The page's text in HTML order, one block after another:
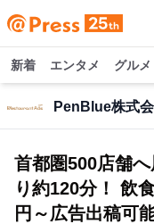
新着 エンタメ グルメ
PenBlue株式
首都圏500店舗
り約120分！ 飲
円～広告出稿